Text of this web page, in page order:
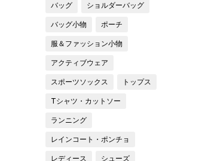
バッグ ショルダーバッグ
バッグ小物 ポーチ
服＆ファッション小物
アクティブウェア
スポーツソックス トップス
Tシャツ・カットソー
ランニング
レインコート・ポンチョ
レディース シューズ